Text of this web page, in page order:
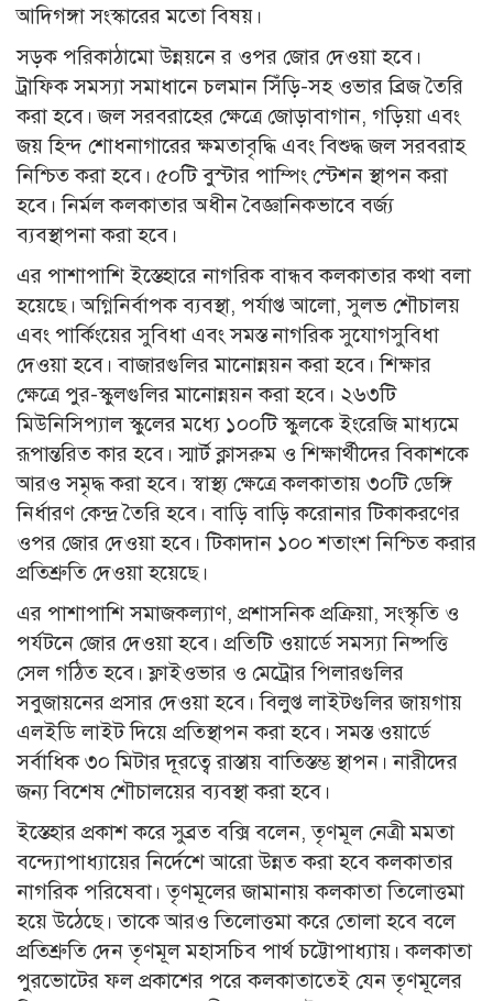
আদিগঙ্গা সংস্কারের মতো বিষয়।
সড়ক পরিকাঠামো উন্নয়নে র ওপর জোর দেওয়া হবে।
ট্রাফিক সমস্যা সমাধানে চলমান সিঁড়ি-সহ ওভার ব্রিজ তৈরি
করা হবে। জল সরবরাহের ক্ষেত্রে জোড়াবাগান, গড়িয়া এবং
জয় হিন্দ শোধনাগারের ক্ষমতাবৃদ্ধি এবং বিশুদ্ধ জল সরবরাহ
নিশ্চিত করা হবে। ৫০টি বুস্টার পাম্পিং স্টেশন স্থাপন করা
হবে। নির্মল কলকাতার অধীন বৈজ্ঞানিকভাবে বর্জ্য
ব্যবস্থাপনা করা হবে।
এর পাশাপাশি ইস্তেহারে নাগরিক বান্ধব কলকাতার কথা বলা
হয়েছে। অগ্নিনির্বাপক ব্যবস্থা, পর্যাপ্ত আলো, সুলভ শৌচালয়
এবং পার্কিংয়ের সুবিধা এবং সমস্ত নাগরিক সুযোগসুবিধা
দেওয়া হবে। বাজারগুলির মানোন্নয়ন করা হবে। শিক্ষার
ক্ষেত্রে পুর-স্কুলগুলির মানোন্নয়ন করা হবে। ২৬৩টি
মিউনিসিপ্যাল স্কুলের মধ্যে ১০০টি স্কুলকে ইংরেজি মাধ্যমে
রূপান্তরিত কার হবে। স্মার্ট ক্লাসরুম ও শিক্ষার্থীদের বিকাশকে
আরও সমৃদ্ধ করা হবে। স্বাস্থ্য ক্ষেত্রে কলকাতায় ৩০টি ডেঙ্গি
নির্ধারণ কেন্দ্র তৈরি হবে। বাড়ি বাড়ি করোনার টিকাকরণের
ওপর জোর দেওয়া হবে। টিকাদান ১০০ শতাংশ নিশ্চিত করার
প্রতিশ্রুতি দেওয়া হয়েছে।
এর পাশাপাশি সমাজকল্যাণ, প্রশাসনিক প্রক্রিয়া, সংস্কৃতি ও
পর্যটনে জোর দেওয়া হবে। প্রতিটি ওয়ার্ডে সমস্যা নিষ্পত্তি
সেল গঠিত হবে। ফ্লাইওভার ও মেট্রোর পিলারগুলির
সবুজায়নের প্রসার দেওয়া হবে। বিলুপ্ত লাইটগুলির জায়গায়
এলইডি লাইট দিয়ে প্রতিস্থাপন করা হবে। সমস্ত ওয়ার্ডে
সর্বাধিক ৩০ মিটার দূরত্বে রাস্তায় বাতিস্তম্ভ স্থাপন। নারীদের
জন্য বিশেষ শৌচালয়ের ব্যবস্থা করা হবে।
ইস্তেহার প্রকাশ করে সুব্রত বক্সি বলেন, তৃণমূল নেত্রী মমতা
বন্দ্যোপাধ্যায়ের নির্দেশে আরো উন্নত করা হবে কলকাতার
নাগরিক পরিষেবা। তৃণমূলের জামানায় কলকাতা তিলোত্তমা
হয়ে উঠেছে। তাকে আরও তিলোত্তমা করে তোলা হবে বলে
প্রতিশ্রুতি দেন তৃণমূল মহাসচিব পার্থ চট্টোপাধ্যায়। কলকাতা
পুরভোটের ফল প্রকাশের পরে কলকাতাতেই যেন তৃণমূলের